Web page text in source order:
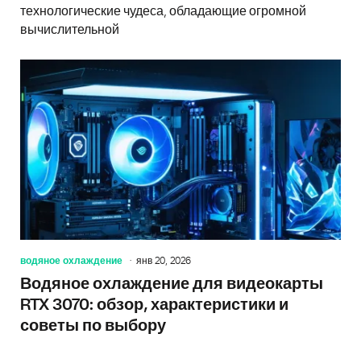
технологические чудеса, обладающие огромной
вычислительной
водяное охлаждение янв 20, 2026
Водяное охлаждение для видеокарты
RTX 3070: обзор, характеристики и
советы по выбору